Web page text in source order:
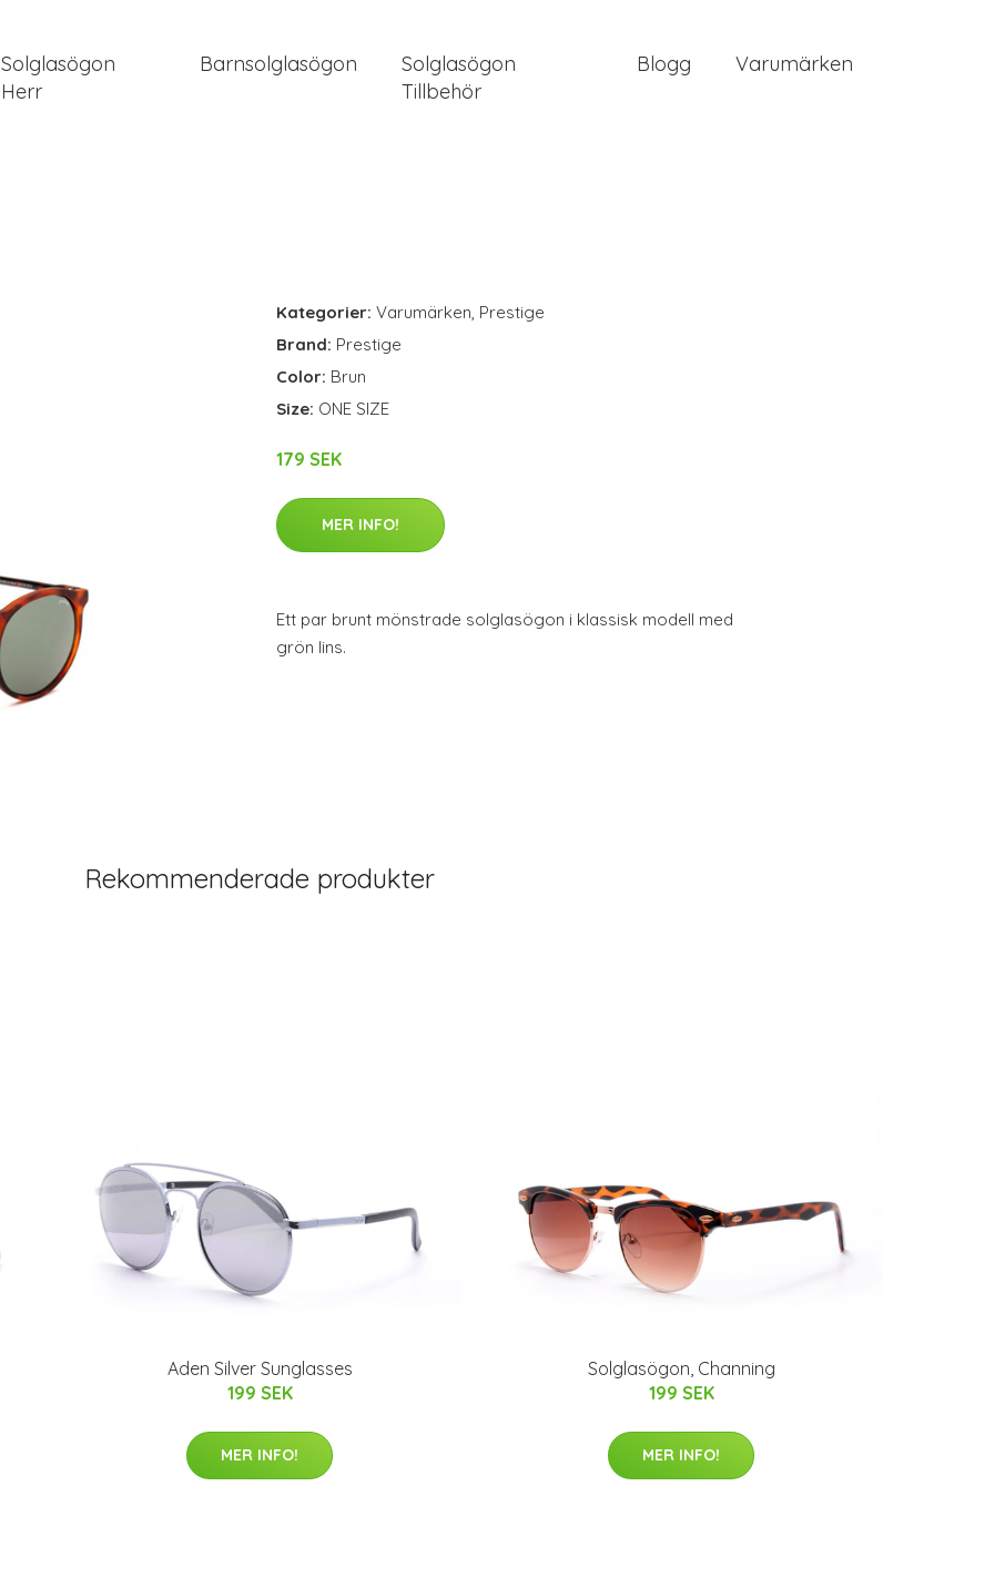
Solglasögon
Herr
Barnsolglasögon
Solglasögon
Tillbehör
Blogg Varumärken
Kategorier: Varumärken, Prestige
Brand: Prestige
Color: Brun
Size: ONE SIZE
179 SEK
MER INFO!
Ett par brunt mönstrade solglasögon i klassisk modell med
grön lins.
Rekommenderade produkter
Aden Silver Sunglasses
199 SEK
MER INFO!
Solglasögon, Channing
199 SEK
MER INFO!